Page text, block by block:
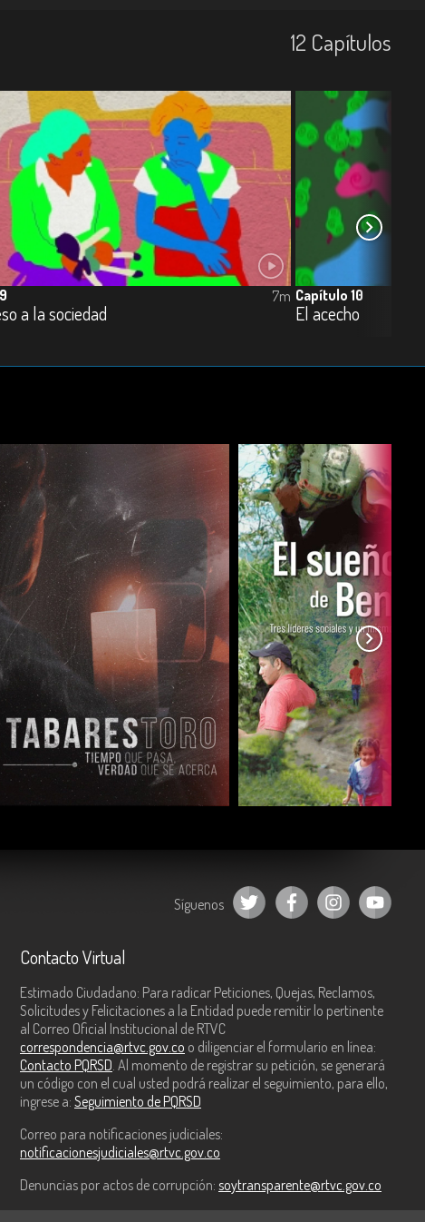
12 Capí­tulos
a la sociedad
7m Capítulo 10
El acecho
COMPARTIR COMPARTIR
Síguenos
Contacto Virtual
Estimado Ciudadano: Para radicar Peticiones, Quejas, Reclamos,
Solicitudes y Felicitaciones a la Entidad puede remitir lo pertinente
al Correo Oficial Institucional de RTVC
correspondencia@rtvc.gov.co o diligenciar el formulario en línea:
Contacto PQRSD . Al momento de registrar su petición, se generará
un código con el cual usted podrá realizar el seguimiento, para ello,
ingrese a: Seguimiento de PQRSD
Correo para notificaciones judiciales:
notificacionesjudiciales@rtvc.gov.co
Denuncias por actos de corrupción: soytransparente@rtvc.gov.co